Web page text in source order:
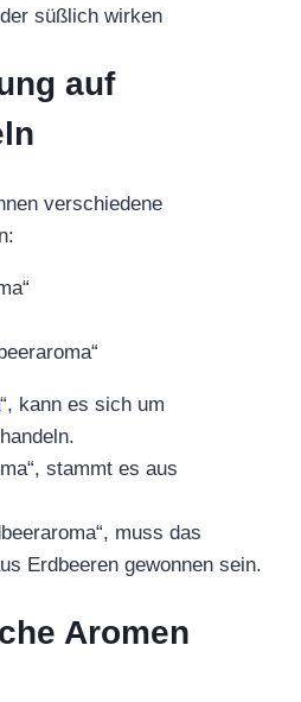
süßlich wirken
auf
verschiedene
“, kann es sich um
stammt es aus
muss das
Erdbeeren gewonnen sein.
Aromen